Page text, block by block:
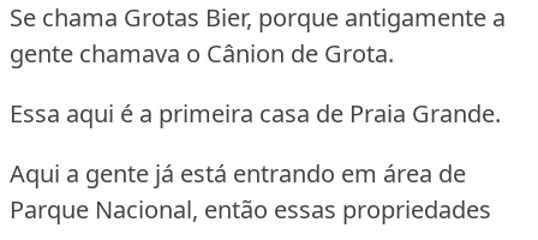
Se chama Grotas Bier, porque antigamente a
gente chamava o Cânion de Grota.
Essa aqui é a primeira casa de Praia Grande.
Aqui a gente já está entrando em área de
Parque Nacional, então essas propriedades